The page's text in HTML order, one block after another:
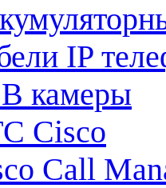
IP
камеры
Cisco
Call